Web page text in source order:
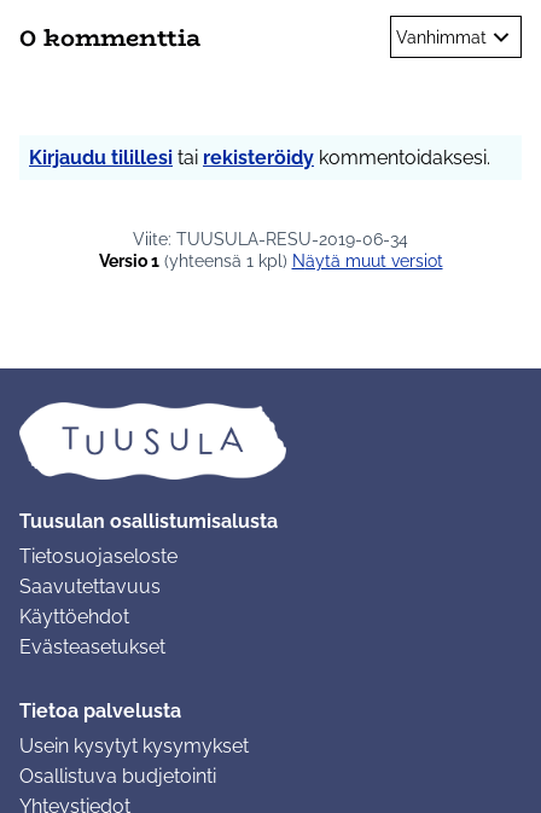
0 kommenttia Vanhimmat
Kirjaudu tilillesi tai rekisteröidy kommentoidaksesi.
Viite: TUUSULA-RESU-2019-06-34
Versio 1(yhteensä 1 kpl) näytä muut versiot
Tuusulan osallistumisalusta
Tietosuojaseloste
Saavutettavuus
Käyttöehdot
Evästeasetukset
Tietoa palvelusta
Usein kysytyt kysymykset
Osallistuva budjetointi
Yhteystiedot